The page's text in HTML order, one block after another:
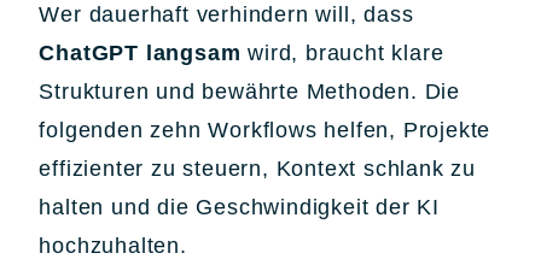
Wer dauerhaft verhindern will, dass
ChatGPT langsam wird, braucht klare
Strukturen und bewährte Methoden. Die
folgenden zehn Workflows helfen, Projekte
effizienter zu steuern, Kontext schlank zu
halten und die Geschwindigkeit der KI
hochzuhalten.